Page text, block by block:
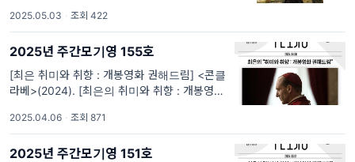
(2025): “불법이 아니면, 괜찮은가” 루마니아
북부 트란실바니아에 사는 헝가리
2025.05.03 · 조회 422
2025년 주간모기영 155호
[최은 취미와 취향 : 개봉영화 권해드림] <콘클
라베>(2024). [최은의 취미와 취향 : 개봉영화
해제해야 할 이유 2024년 12월 3일 내란의 밤
이후 4개월여의 시간이 흘렀습니다. 이르면
2025.04.06 · 조회 871
2025년 주간모기영 151호